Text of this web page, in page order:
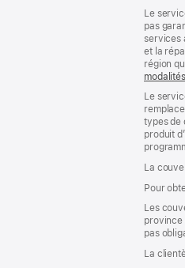
Le
pas
services
et la
région
modalités
Le
types de
produit
La
Pour
Les
province
pas
La